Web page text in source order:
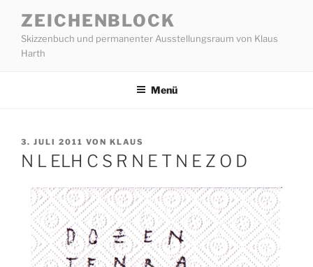
Inhalt
springen
ZEICHENBLOCK
Skizzenbuch und permanenter Ausstellungsraum von Klaus
Harth
Menü
VERÖFFENTLICHT
AM
3. JULI 2011 VON KLAUS
N L ELH C S R N E T N E Z O D